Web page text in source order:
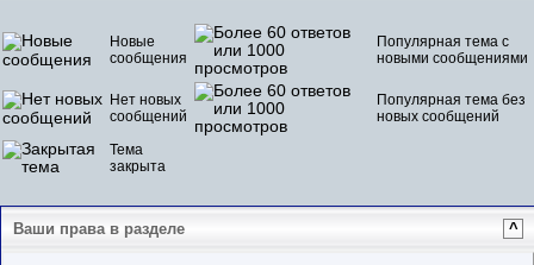
Новые
сообщения
Популярная тема с
новыми сообщениями
Нет новых
сообщений
Популярная тема без
новых сообщений
Тема
закрыта
Ваши права в разделе ^